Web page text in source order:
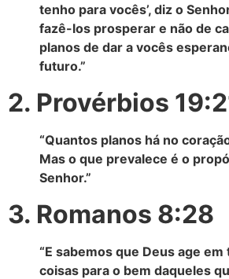
tenho para vocês’, diz o
fazê-los prosperar e não de
planos de dar a vocês
futuro.”
2. Provérbios
“Quantos planos há no
Mas o que prevalece é o
Senhor.”
3. Romanos 8:28
“E sabemos que Deus age em
coisas para o bem daqueles